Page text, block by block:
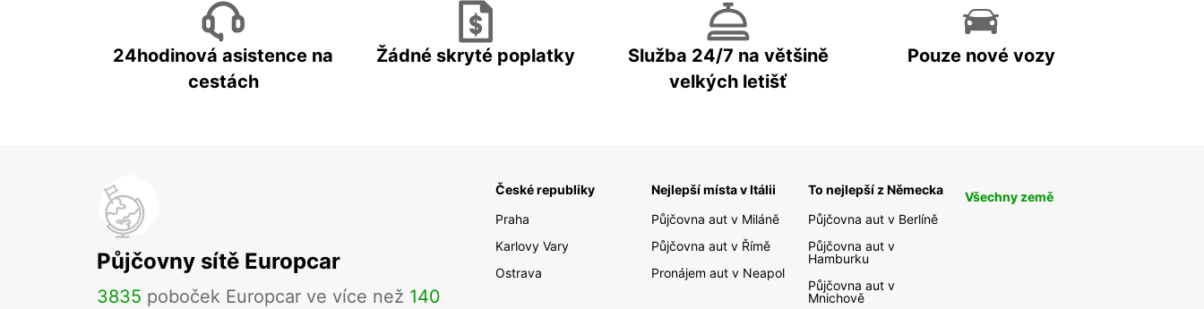
24hodinová asistence na
cestách
Žádné skryté poplatky
Služba 24/7 na většině
velkých letišť
Pouze nové vozy
Půjčovny sítě Europcar
3835 poboček Europcar ve více než 140
České republiky
Praha
Karlovy Vary
Ostrava
Nejlepší místa v Itálii
Půjčovna aut v Miláně
Půjčovna aut v Římě
Pronájem aut v Neapol
To nejlepší z Německa
Půjčovna aut v Berlíně
Půjčovna aut v
Hamburku
Půjčovna aut v
Mnichově
Všechny země